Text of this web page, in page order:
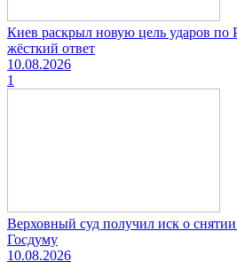
Киев раскрыл новую цель ударов по
жёсткий ответ
10.08.2026
1
Верховный суд получил иск о
Госдуму
10.08.2026